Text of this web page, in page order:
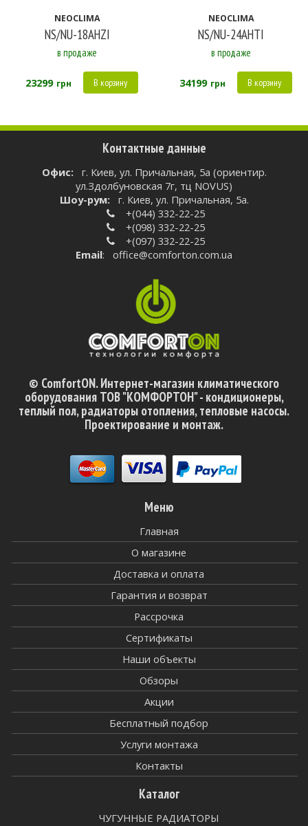
NEOCLIMA
NS/NU-18AHZI
в продаже
23299 грн В корзину
NEOCLIMA
NS/NU-24AHTI
в продаже
34199 грн В корзину
Контактные данные
Oфис:
г. Киев, ул. Причальная, 5а (ориентир.
ул.Здолбуновская 7г, тц NOVUS)
Шоу-рум:
г. Киев, ул. Причальная, 5а.
+(044) 332-22-25
+(098) 332-22-25
+(097) 332-22-25
Email: office@comforton.com.ua
© ComfortON. Интернет-магазин климатического
оборудования ТОВ "КОМФОРТОН" - кондиционеры,
теплый пол, радиаторы отопления, тепловые насосы.
Проектирование и монтаж.
Меню
Главная
О магазине
Доставка и оплата
Гарантия и возврат
Рассрочка
Сертификаты
Наши объекты
Обзоры
Акции
Бесплатный подбор
Услуги монтажа
Контакты
Каталог
ЧУГУННЫЕ РАДИАТОРЫ